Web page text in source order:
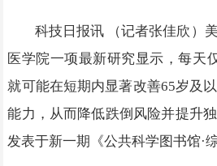
科技日报讯 （记者张佳欣）
医学院一项最新研究显示，每天
就可能在短期内显著改善65岁及
能力，从而降低跌倒风险并提升
发表于新一期《公共科学图书馆·